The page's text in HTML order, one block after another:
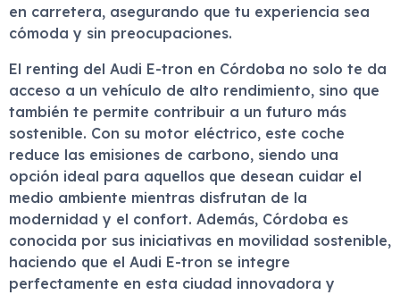
en carretera, asegurando que tu experiencia sea
cómoda y sin preocupaciones.
El renting del Audi E-tron en Córdoba no solo te da
acceso a un vehículo de alto rendimiento, sino que
también te permite contribuir a un futuro más
sostenible. Con su motor eléctrico, este coche
reduce las emisiones de carbono, siendo una
opción ideal para aquellos que desean cuidar el
medio ambiente mientras disfrutan de la
modernidad y el confort. Además, Córdoba es
conocida por sus iniciativas en movilidad sostenible,
haciendo que el Audi E-tron se integre
perfectamente en esta ciudad innovadora y